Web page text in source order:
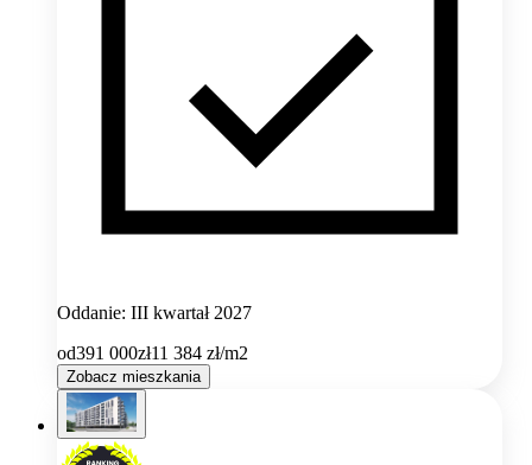
Oddanie: III kwartał 2027
od391 000zł11 384 zł/m2
Zobacz mieszkania